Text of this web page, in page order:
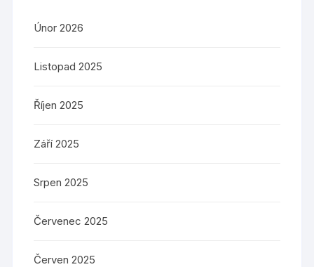
Únor 2026
Listopad 2025
Říjen 2025
Září 2025
Srpen 2025
Červenec 2025
Červen 2025